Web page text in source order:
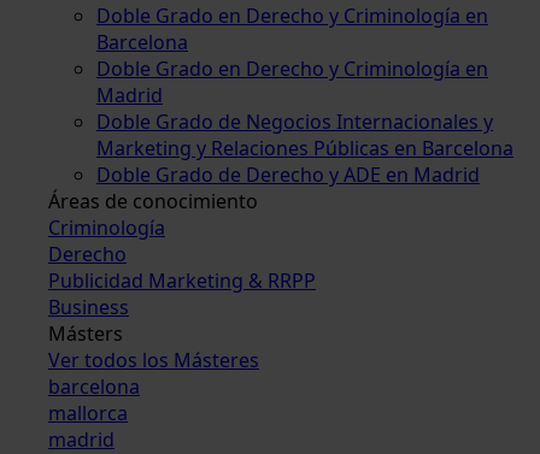
Doble Grado en Derecho y Criminología en
Barcelona
Doble Grado en Derecho y Criminología en
Madrid
Doble Grado de Negocios Internacionales y
Marketing y Relaciones Públicas en Barcelona
Doble Grado de Derecho y ADE en Madrid
Áreas de conocimiento
Criminología
Derecho
Publicidad Marketing & RRPP
Business
Másters
Ver todos los Másteres
barcelona
mallorca
madrid